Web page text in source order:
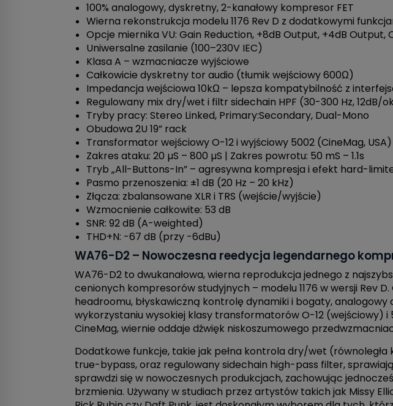
100% analogowy, dyskretny, 2-kanałowy kompresor FET
Wierna rekonstrukcja modelu 1176 Rev D z dodatkowymi
Opcje miernika VU: Gain Reduction, +8dB Output, +4dB Output,
Uniwersalne zasilanie (100–230V IEC)
Klasa A – wzmacniacze wyjściowe
Całkowicie dyskretny tor audio (tłumik wejściowy 600Ω)
Impedancja wejściowa 10kΩ – lepsza kompatybilność z
Regulowany mix dry/wet i filtr sidechain HPF (30-300 Hz, 12dB/
Tryby pracy: Stereo Linked, Primary:Secondary, Dual-Mono
Obudowa 2U 19” rack
Transformator wejściowy O-12 i wyjściowy 5002 (CineMag, USA)
Zakres ataku: 20 µS – 800 µS | Zakres powrotu: 50 mS – 1.1s
Tryb „All-Buttons-In” – agresywna kompresja i efekt hard-
Pasmo przenoszenia: ±1 dB (20 Hz – 20 kHz)
Złącza: zbalansowane XLR i TRS (wejście/wyjście)
Wzmocnienie całkowite: 53 dB
SNR: 92 dB (A-weighted)
THD+N: -67 dB (przy -6dBu)
WA76-D2 – Nowoczesna reedycja legendarnego
WA76-D2 to dwukanałowa, wierna reprodukcja jednego z
cenionych kompresorów studyjnych – modelu 1176 w wersji Rev
headroomu, błyskawiczną kontrolę dynamiki i bogaty, analogowy
wykorzystaniu wysokiej klasy transformatorów O-12 (wejściowy)
CineMag, wiernie oddaje dźwięk niskoszumowego
Dodatkowe funkcje, takie jak pełna kontrola dry/wet (równoległa
true-bypass, oraz regulowany sidechain high-pass filter,
sprawdzi się w nowoczesnych produkcjach, zachowując
brzmienia. Używany w studiach przez artystów takich jak Missy